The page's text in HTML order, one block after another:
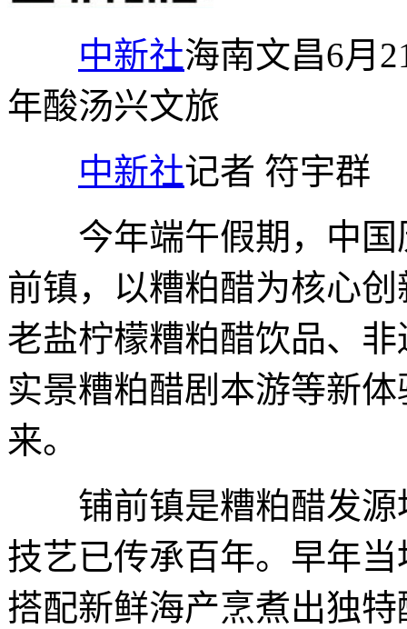
中新社海南文昌6月
年酸汤兴文旅
中新社记者 符宇群
今年端午假期，中国
前镇，以糟粕醋为核心
老盐柠檬糟粕醋饮品、
实景糟粕醋剧本游等新
来。
铺前镇是糟粕醋发源
技艺已传承百年。早年
搭配新鲜海产烹煮出独